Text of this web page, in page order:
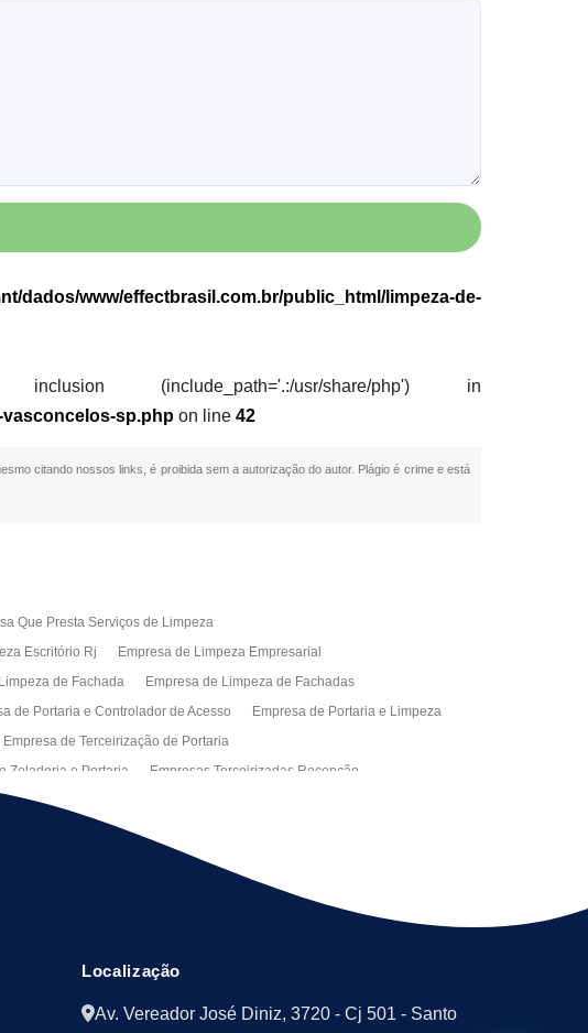
dados/www/effectbrasil.com.br/public_html/limpeza-de-
(include_path='.:/usr/share/php') in
vasconcelos-sp.php on line42
citando nossos links, é proibida sem a autorização do autor. Plágio é crime e está
Que Presta Serviços de Limpeza
Escritório Rj
Empresa de Limpeza Empresarial
de Fachada
Empresa de Limpeza de Fachadas
de Portaria e Controlador de Acesso
Empresa de Portaria e Limpeza
Empresa de Terceirização de Portaria
Zeladoria e Portaria
Empresas Terceirizadas Recepção
Jardinagem para Empresa
Recepção Terceirizada
da Terceirização de Manutenção Predial
Localização
Av. Vereador José Diniz, 3720 - Cj 501 - Santo